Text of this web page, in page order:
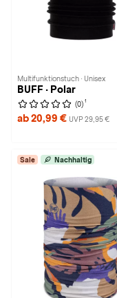
Multifunktionstuch · Unisex
BUFF · Polar
(0) 1
ab 20,99 € UVP 29,95 €
Sale Nachhaltig